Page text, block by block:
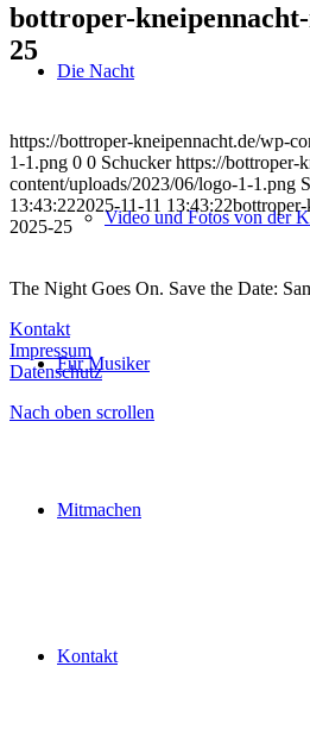
Die Nacht
Video und Fotos von der
Für Musiker
Mitmachen
Kontakt
bottroper-
25
https://bottroper-kneipennacht.de/wp-
1-1.png 0 0 Schucker https://bottroper-
content/uploads/2023/06/logo-1-1.png
13:43:222025-11-11 13:43:22
2025-25
The Night Goes On. Save the Date:
Kontakt
Impressum
Datenschutz
Nach oben scrollen